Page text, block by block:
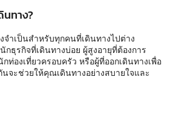
นทาง?
จำเป็นสำหรับทุกคนที่เดินทางไปต่าง
กธุรกิจที่เดินทางบ่อย ผู้สูงอายุที่ต้องการ
ท่องเที่ยวครอบครัว หรือผู้ที่ออกเดินทางเพื่อ
นจะช่วยให้คุณเดินทางอย่างสบายใจและ